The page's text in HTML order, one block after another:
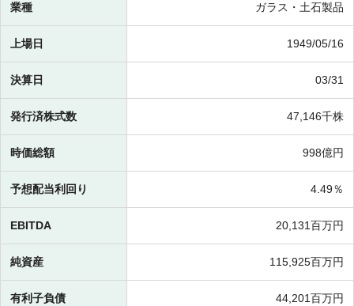
業種 ガラス・土石製品
上場日 1949/05/16
決算日 03/31
発行済株式数 47,146千株
時価総額 998億円
予想配当利回り 4.49％
EBITDA 20,131百万円
純資産 115,925百万円
有利子負債 44,201百万円